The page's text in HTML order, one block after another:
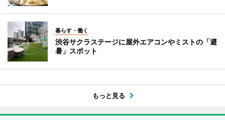
暮らす・働く
渋谷サクラステージに屋外エアコンやミストの「避
暑」スポット
もっと見る